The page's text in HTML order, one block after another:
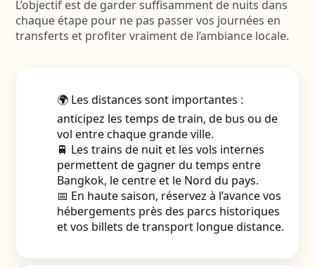
L’objectif est de garder suffisamment de nuits dans
chaque étape pour ne pas passer vos journées en
transferts et profiter vraiment de l’ambiance locale.
🌍 Les distances sont importantes :
anticipez les temps de train, de bus ou de
vol entre chaque grande ville.
🚆 Les trains de nuit et les vols internes
permettent de gagner du temps entre
Bangkok, le centre et le Nord du pays.
📅 En haute saison, réservez à l’avance vos
hébergements près des parcs historiques
et vos billets de transport longue distance.